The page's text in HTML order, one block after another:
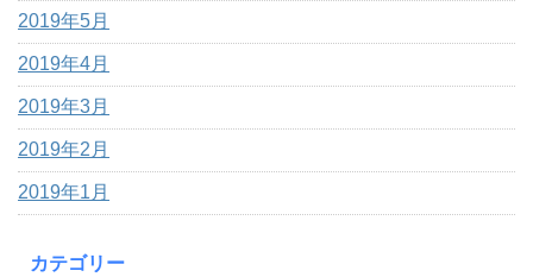
2019年5月
2019年4月
2019年3月
2019年2月
2019年1月
カテゴリー